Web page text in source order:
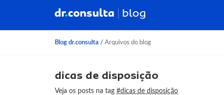
Blog dr.consulta / Arquivos do blog
dicas de disposição
Veja os posts na tag #dicas de disposição